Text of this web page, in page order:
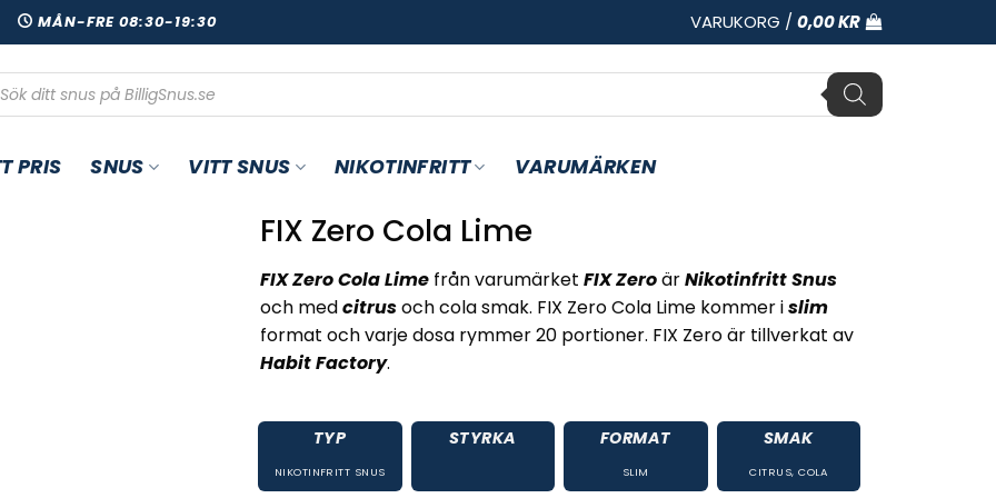
MÅN-FRE 08:30-19:30 VARUKORG / 0,00KR
PRIS SNUS VITT SNUS NIKOTINFRITT VARUMÄRKEN
FIX Zero Cola Lime
FIX Zero Cola Lime från varumärket FIX ZeroärNikotinfritt Snus
och medcitrusoch cola smak. FIX Zero Cola Lime kommer islim
format och varje dosa rymmer 20 portioner. FIX Zero är tillverkat av
Habit Factory.
TYP
NIKOTINFRITT SNUS
STYRKA FORMAT
SLIM
SMAK
CITRUS,COLA